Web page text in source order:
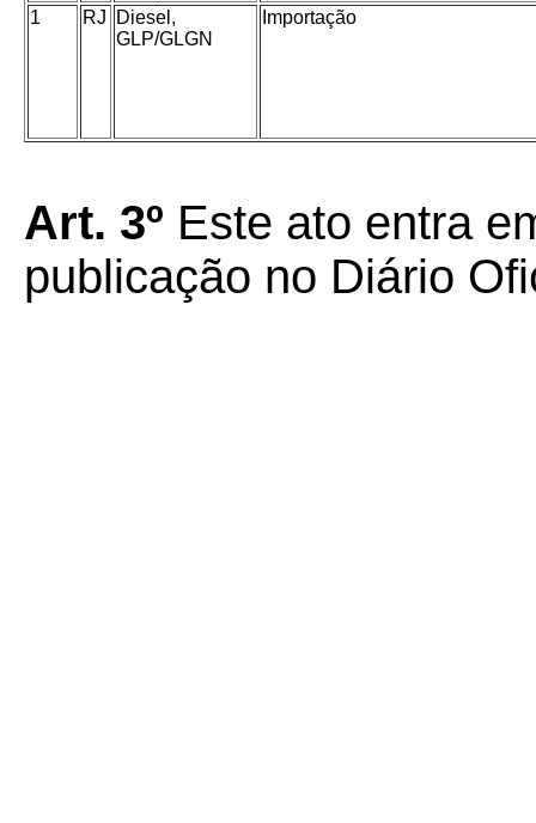
1 RJ
Diesel,
GLP/GLGN
Importação
Art. 3º Este ato entra
publicação no Diário